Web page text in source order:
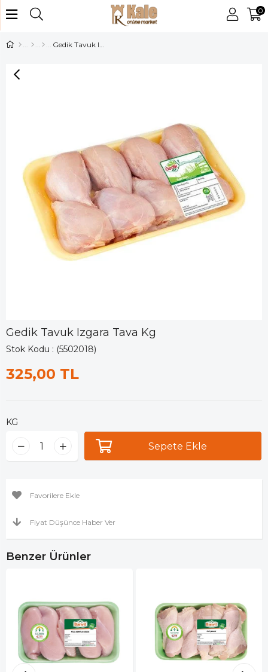
0
Gedik Tavuk Izgara Tava Kg
Gedik Tavuk Izgara Tava Kg
Stok Kodu (5502018)
325,00 TL
KG
Favorilere Ekle
Fiyat Düşünce Haber Ver
Benzer Ürünler